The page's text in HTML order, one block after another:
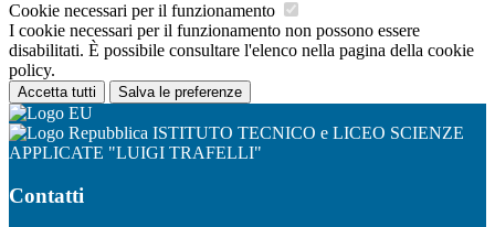
Cookie necessari per il funzionamento
I cookie necessari per il funzionamento non possono essere
disabilitati. È possibile consultare l'elenco nella pagina della cookie
policy.
Accetta tutti Salva le preferenze
ISTITUTO TECNICO e LICEO SCIENZE
APPLICATE "LUIGI TRAFELLI"
Contatti